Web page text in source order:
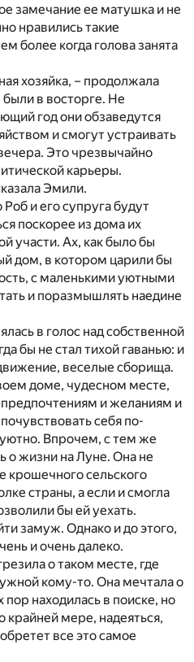
замечание ее матушка и не
нравились такие
более когда голова занята
хозяйка, – продолжала
в восторге. Не
год они обзаведутся
и смогут устраивать
Это чрезвычайно
карьеры.
Эмили.
и его супруга будут
поскорее из дома их
участи. Ах, как было бы
дом, в котором царили бы
с маленькими уютными
и поразмышлять наедине
в голос над собственной
бы не стал тихой гаванью: и
веселые сборища.
доме, чудесном месте,
предпочтениям и желаниям и
себя по-
Впрочем, с тем же
о жизни на Луне. Она не
крошечного сельского
страны, а если и смогла
бы ей уехать.
замуж. Однако и до этого,
и очень далеко.
о таком месте, где
кому-то. Она мечтала о
находилась в поиске, но
крайней мере, надеяться,
все это самое